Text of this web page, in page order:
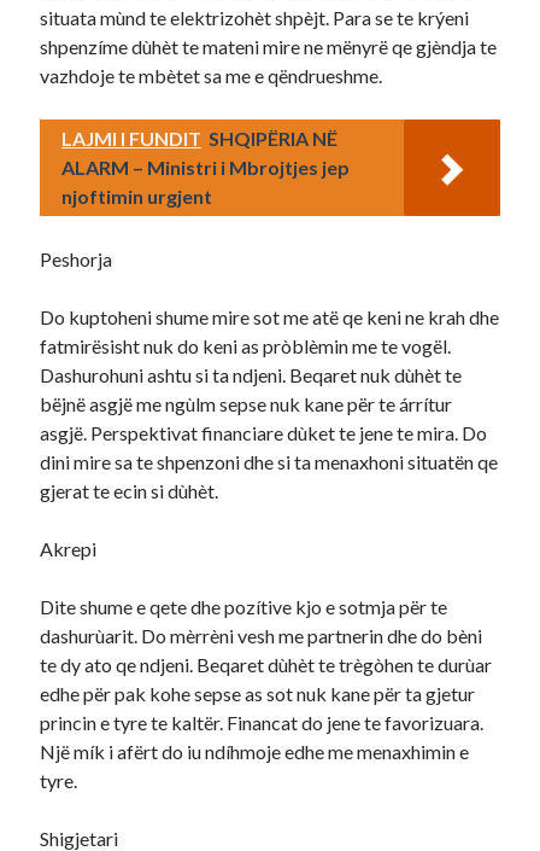
situata mùnd te elektrizohèt shpèjt. Para se te krýeni
shpenzíme dùhèt te mateni mire ne mënyrë qe gjèndja te
vazhdoje te mbètet sa me e qëndrueshme.
LAJMI I FUNDIT SHQIPËRIA NË
ALARM – Ministri i Mbrojtjes jep
njoftimin urgjent
Peshorja
Do kuptoheni shume mire sot me atë qe keni ne krah dhe
fatmirësisht nuk do keni as pròblèmin me te vogël.
Dashurohuni ashtu si ta ndjeni. Beqaret nuk dùhèt te
bëjnë asgjë me ngùlm sepse nuk kane për te árrítur
asgjë. Perspektivat financiare dùket te jene te mira. Do
dini mire sa te shpenzoni dhe si ta menaxhoni situatën qe
gjerat te ecin si dùhèt.
Akrepi
Dite shume e qete dhe pozítive kjo e sotmja për te
dashurùarit. Do mèrrèni vesh me partnerin dhe do bèni
te dy ato qe ndjeni. Beqaret dùhèt te trègòhen te durùar
edhe për pak kohe sepse as sot nuk kane për ta gjetur
princin e tyre te kaltër. Financat do jene te favorizuara.
Një mík i afërt do iu ndíhmoje edhe me menaxhimin e
tyre.
Shigjetari